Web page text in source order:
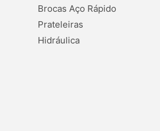
Brocas Aço Rápido
Prateleiras
Hidráulica